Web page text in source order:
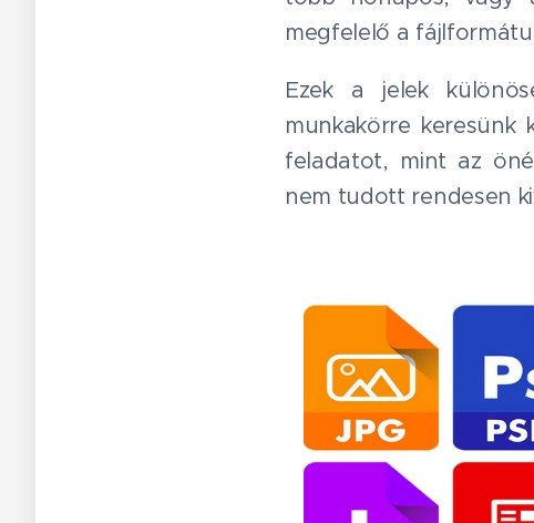
megfelelő a
Ezek a jelek
munkakörre
feladatot, mint az
nem tudott rendesen